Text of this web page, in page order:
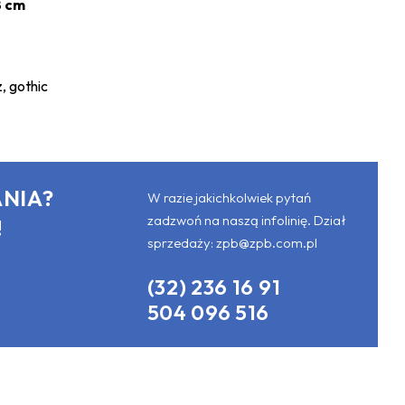
cm
gothic
W razie jakichkolwiek pytań
zadzwoń na naszą infolinię. Dział
sprzedaży: zpb@zpb.com.pl
(32) 236 16 91
504 096 516